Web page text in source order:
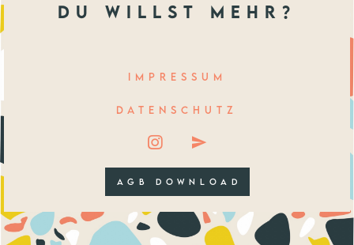
du willst mehr?
IMPRESSUM
DATENSCHUTZ
AGB DOWNLOAD